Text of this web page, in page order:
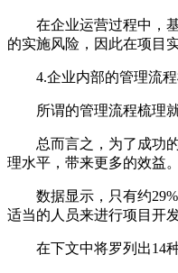
在企业运营过程中，基
的实施风险，因此在项目
4.企业内部的管理流程
所谓的管理流程梳理就
总而言之，为了成功的
理水平，带来更多的效益。
数据显示，只有约29%
适当的人员来进行项目开
在下文中将罗列出14种